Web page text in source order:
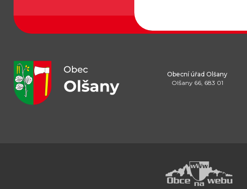
Obecní úřad Olšany
Olšany 66, 683 01